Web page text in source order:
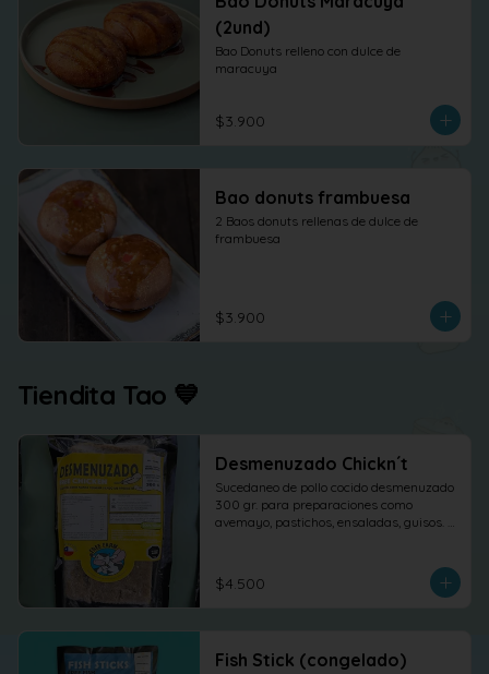
(2und)
Bao Donuts relleno con dulce de
maracuya
$3.900
Bao donuts frambuesa
2 Baos donuts rellenas de dulce de
frambuesa
$3.900
Tiendita Tao 💙
Desmenuzado Chickn´t
Sucedaneo de pollo cocido desmenuzado
300 gr. para preparaciones como
avemayo, pastichos, ensaladas, guisos.
$4.500
Fish Stick (congelado)